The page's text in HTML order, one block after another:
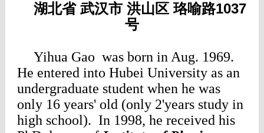
湖北省 武汉市 洪山区 珞喻路1037
号
Yihua Gao was born in Aug. 1969.
He entered into Hubei University as an
undergraduate student when he was
only 16 years' old (only 2'years study in
high school). In 1998, he received his